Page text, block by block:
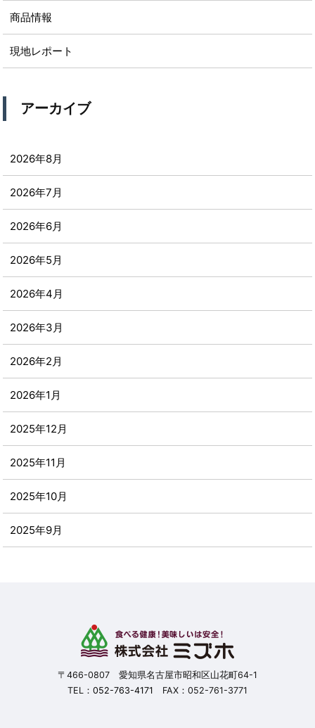
商品情報
現地レポート
アーカイブ
2026年8月
2026年7月
2026年6月
2026年5月
2026年4月
2026年3月
2026年2月
2026年1月
2025年12月
2025年11月
2025年10月
2025年9月
〒466-0807 愛知県名古屋市昭和区山花町64-1
TEL： 052-763-4171 FAX：052-761-3771